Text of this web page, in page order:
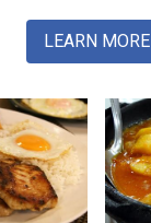
LEARN MORE